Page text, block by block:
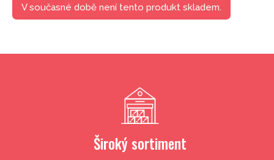
V současné době není tento produkt skladem.
Široký sortiment